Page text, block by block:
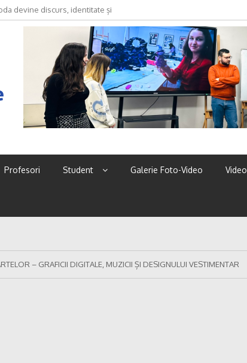
devine discurs, identitate și
Profesori Student Galerie Foto-Video Video
– GRAFICII DIGITALE, MUZICII ȘI DESIGNULUI VESTIMENTAR